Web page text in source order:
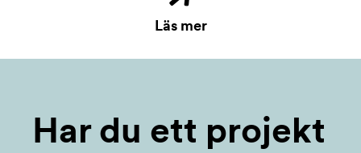
Läs mer
Har du ett projekt